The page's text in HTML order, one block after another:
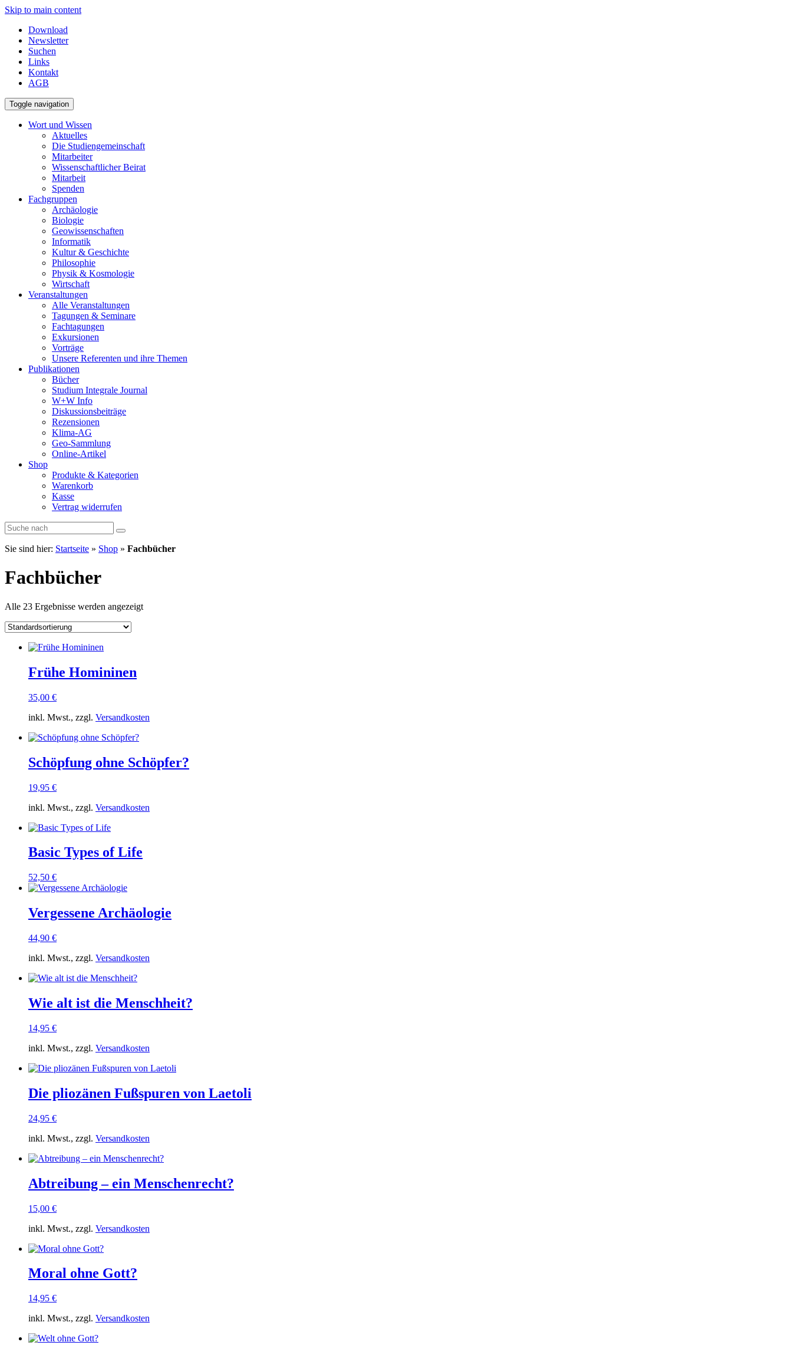
Skip to main content
Download
Newsletter
Suchen
Links
Kontakt
AGB
Toggle navigation
Wort und Wissen
Aktuelles
Die Studiengemeinschaft
Mitarbeiter
Wissenschaftlicher Beirat
Mitarbeit
Spenden
Fachgruppen
Archäologie
Biologie
Geowissenschaften
Informatik
Kultur & Geschichte
Philosophie
Physik & Kosmologie
Wirtschaft
Veranstaltungen
Alle Veranstaltungen
Tagungen & Seminare
Fachtagungen
Exkursionen
Vorträge
Unsere Referenten und ihre Themen
Publikationen
Bücher
Studium Integrale Journal
W+W Info
Diskussionsbeiträge
Rezensionen
Klima-AG
Geo-Sammlung
Online-Artikel
Shop
Produkte & Kategorien
Warenkorb
Kasse
Vertrag widerrufen
Sie sind hier: Startseite » Shop » Fachbücher
Fachbücher
Alle 23 Ergebnisse werden angezeigt
Frühe Homininen
35,00 €
inkl. Mwst., zzgl. Versandkosten
Schöpfung ohne Schöpfer?
19,95 €
inkl. Mwst., zzgl. Versandkosten
Basic Types of Life
52,50 €
Vergessene Archäologie
44,90 €
inkl. Mwst., zzgl. Versandkosten
Wie alt ist die Menschheit?
14,95 €
inkl. Mwst., zzgl. Versandkosten
Die pliozänen Fußspuren von Laetoli
24,95 €
inkl. Mwst., zzgl. Versandkosten
Abtreibung – ein Menschenrecht?
15,00 €
inkl. Mwst., zzgl. Versandkosten
Moral ohne Gott?
14,95 €
inkl. Mwst., zzgl. Versandkosten